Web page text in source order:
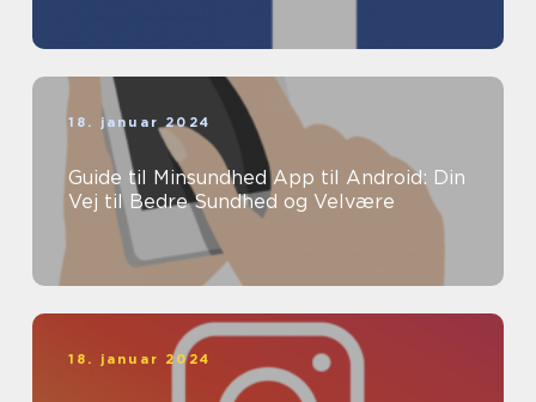
18. januar 2024
Guide til Minsundhed App til Android: Din
Vej til Bedre Sundhed og Velvære
18. januar 2024